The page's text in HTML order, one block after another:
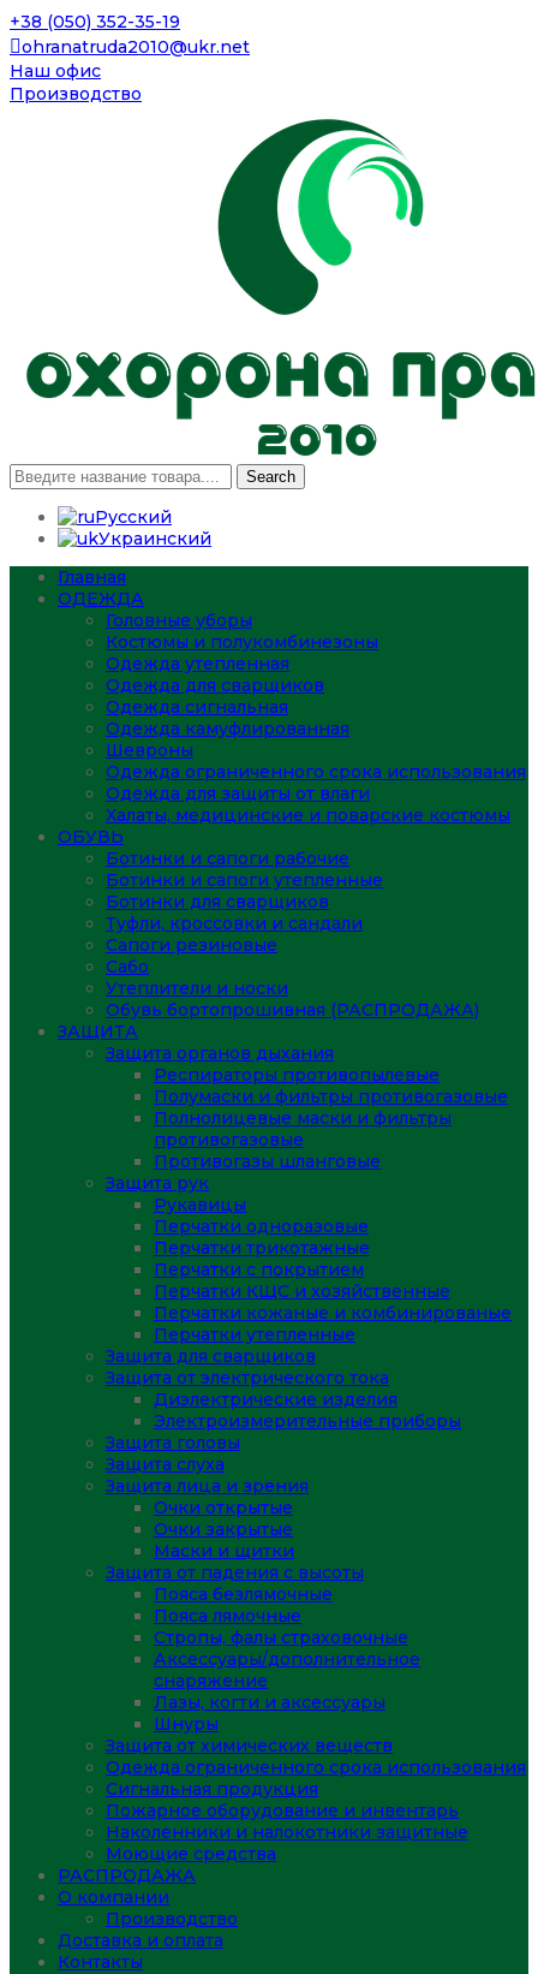
+38 (050) 352-35-19
ohranatruda2010@ukr.net
Наш офис
Производство
Search
Русский
Украинский
Главная
ОДЕЖДА
Головные уборы
Костюмы и полукомбинезоны
Одежда утепленная
Одежда для сварщиков
Одежда сигнальная
Одежда камуфлированная
Шевроны
Одежда ограниченного срока использования
Одежда для защиты от влаги
Халаты, медицинские и поварские костюмы
ОБУВЬ
Ботинки и сапоги рабочие
Ботинки и сапоги утепленные
Ботинки для сварщиков
Туфли, кроссовки и сандали
Сапоги резиновые
Сабо
Утеплители и носки
Обувь бортопрошивная (РАСПРОДАЖА)
ЗАЩИТА
Защита органов дыхания
Респираторы противопылевые
Полумаски и фильтры противогазовые
Полнолицевые маски и фильтры
противогазовые
Противогазы шланговые
Защита рук
Рукавицы
Перчатки одноразовые
Перчатки трикотажные
Перчатки с покрытием
Перчатки КЩС и хозяйственные
Перчатки кожаные и комбинированые
Перчатки утепленные
Защита для сварщиков
Защита от электрического тока
Диэлектрические изделия
Электроизмерительные приборы
Защита головы
Защита слуха
Защита лица и зрения
Очки открытые
Очки закрытые
Маски и щитки
Защита от падения с высоты
Пояса безлямочные
Пояса лямочные
Стропы, фалы страховочные
Аксессуары/дополнительное
снаряжение
Лазы, когти и аксессуары
Шнуры
Защита от химических веществ
Одежда ограниченного срока использования
Сигнальная продукция
Пожарное оборудование и инвентарь
Наколенники и налокотники защитные
Моющие средства
РАСПРОДАЖА
О компании
Производство
Доставка и оплата
Контакты